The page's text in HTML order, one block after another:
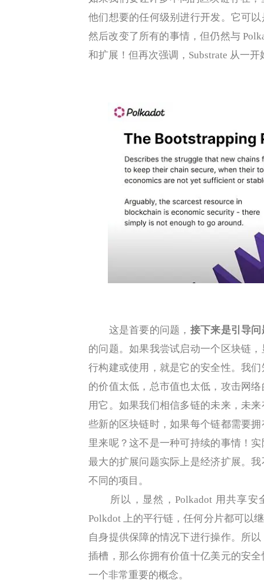
他们想要的任何级别进行开发。它可
然后改变了所有的事情，但仍然与
和扩展！但再次强调，Substrate 从一
这是首要的问题， 接下来是引导问
的问题。如果我尝试启动一个区块链
行构建或使用，就是它的安全性。我
的价值太低，总市值也太低，攻击网
用它。如果我们相信多链的未来，未
些新的区块链时，如果每个链都需要
里来呢？这不是一种可持续的事情！
最大的扩展问题实际上是经济扩展。
不同的项目。
所以，显然，Polkadot 用共享安
Polkdot 上的平行链，任何分片都可以
自身提供保障的情况下进行操作。所
插槽，那么你拥有价值十亿美元的安
一个非常重要的概念。